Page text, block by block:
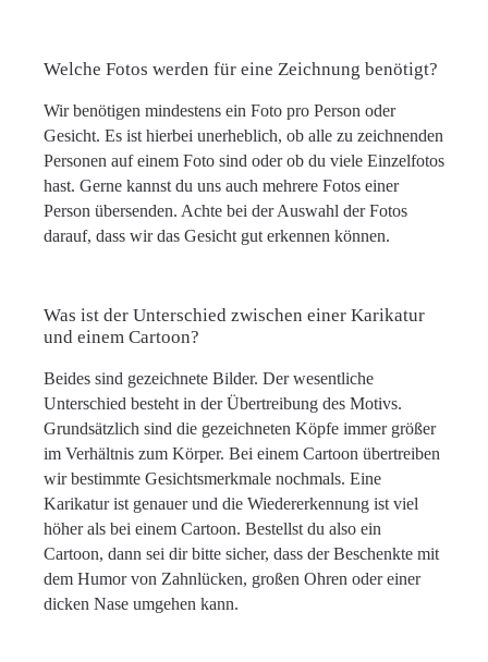
Welche Fotos werden für eine Zeichnung benötigt?
Wir benötigen mindestens ein Foto pro Person oder
Gesicht. Es ist hierbei unerheblich, ob alle zu zeichnenden
Personen auf einem Foto sind oder ob du viele Einzelfotos
hast. Gerne kannst du uns auch mehrere Fotos einer
Person übersenden. Achte bei der Auswahl der Fotos
darauf, dass wir das Gesicht gut erkennen können.
Was ist der Unterschied zwischen einer Karikatur
und einem Cartoon?
Beides sind gezeichnete Bilder. Der wesentliche
Unterschied besteht in der Übertreibung des Motivs.
Grundsätzlich sind die gezeichneten Köpfe immer größer
im Verhältnis zum Körper. Bei einem Cartoon übertreiben
wir bestimmte Gesichtsmerkmale nochmals. Eine
Karikatur ist genauer und die Wiedererkennung ist viel
höher als bei einem Cartoon. Bestellst du also ein
Cartoon, dann sei dir bitte sicher, dass der Beschenkte mit
dem Humor von Zahnlücken, großen Ohren oder einer
dicken Nase umgehen kann.